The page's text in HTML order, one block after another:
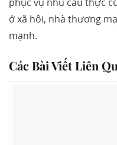
ở xã hội, nhà thương
mạnh.
Các Bài Viết Liên